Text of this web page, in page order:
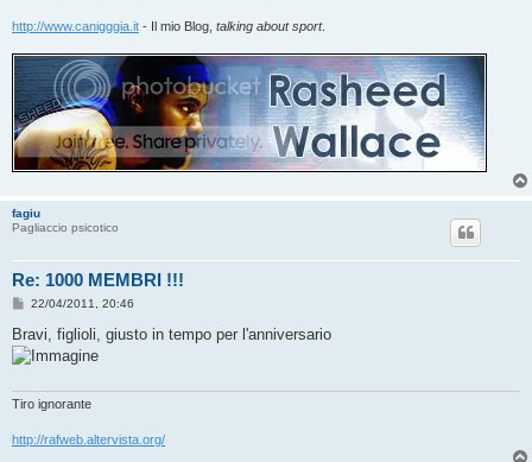
http://www.canigggia.it - Il mio Blog, talking about sport.
fagiu
Pagliaccio psicotico
Re: 1000 MEMBRI !!!
M
s
s
a
i
22/04/2011, 20:46
Bravi, figlioli, giusto in tempo per l'anniversario
Tiro ignorante
http://rafweb.altervista.org/